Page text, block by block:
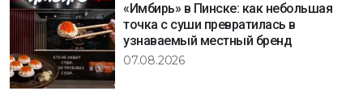
«Имбирь» в Пинске: как небольшая
точка с суши превратилась в
узнаваемый местный бренд
07.08.2026